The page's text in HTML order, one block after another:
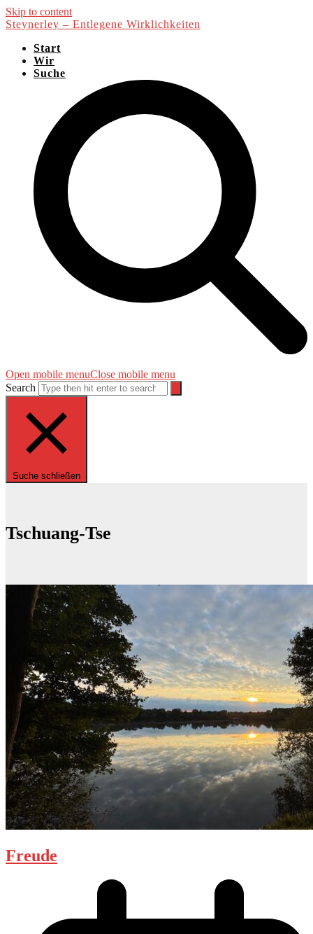
Skip to content
Steynerley – Entlegene Wirklichkeiten
Start
Wir
Suche
Open mobile menuClose mobile menu
Search
Suche schließen
Tschuang-Tse
Freude